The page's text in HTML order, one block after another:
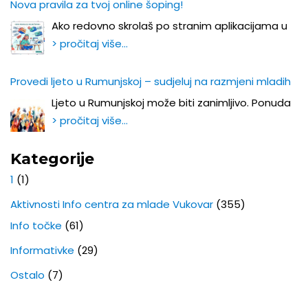
Nova pravila za tvoj online šoping!
Ako redovno skrolaš po stranim aplikacijama u
> pročitaj više…
Provedi ljeto u Rumunjskoj – sudjeluj na razmjeni mladih
Ljeto u Rumunjskoj može biti zanimljivo. Ponuda
> pročitaj više…
Kategorije
1 (1)
Aktivnosti Info centra za mlade Vukovar (355)
Info točke (61)
Informativke (29)
Ostalo (7)